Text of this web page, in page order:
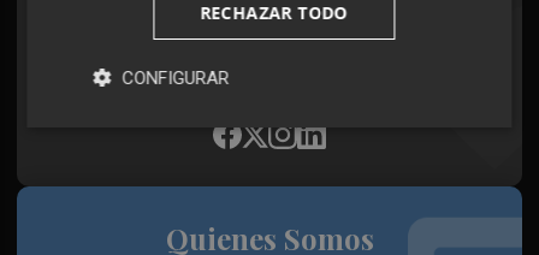
Síguenos en redes
Plaza Podcast, desde cualquier medio
Quienes Somos
RECHAZAR TODO
CONFIGURAR